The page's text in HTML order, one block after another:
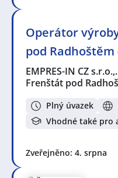
Operátor
pod Radhoštěm
EMPRES-IN CZ
Frenštát pod
Plný úvazek
Vhodné také pro
Zveřejněno: 4. srpna